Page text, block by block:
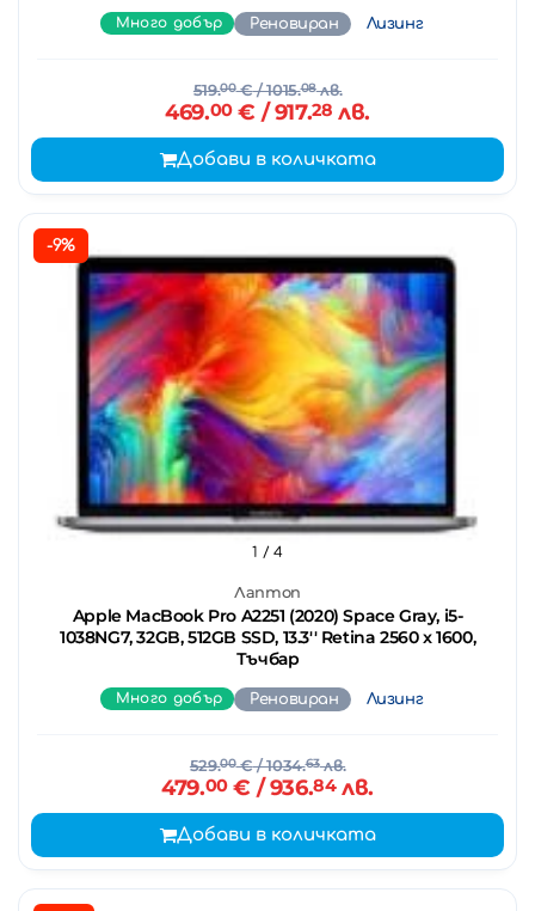
Много добър Реновиран Лизинг
519.00€/ 1015.08лв.
469.00€ / 917.28 лв.
Добави в количката
-9%
Лаптоп
Apple MacBook Pro A2251 (2020) Space Gray, i5-
1038NG7, 32GB, 512GB SSD, 13.3'' Retina 2560 x 1600,
Тъчбар
1 / 4
Много добър Реновиран Лизинг
529.00€/ 1034.63лв.
479.00€ / 936.84лв.
Добави в количката